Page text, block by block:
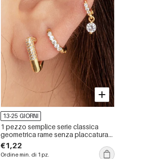
13-25 GIORNI
1 pezzo semplice serie classica
geometrica rame senza placcatura
materiale zircone orecchini da
donna piercing
€1,22
Ordine min. di 1 pz.